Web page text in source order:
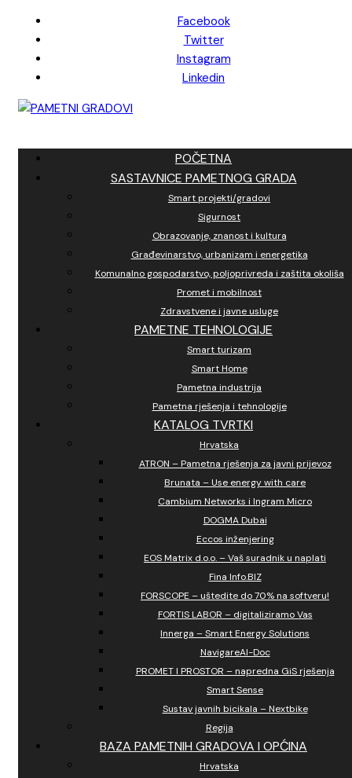
content
Facebook
Twitter
Instagram
Linkedin
POČETNA
SASTAVNICE PAMETNOG GRADA
Smart projekti/gradovi
Sigurnost
Obrazovanje, znanost i kultura
Građevinarstvo, urbanizam i energetika
Komunalno gospodarstvo, poljoprivreda i zaštita okoliša
Promet i mobilnost
Zdravstvene i javne usluge
PAMETNE TEHNOLOGIJE
Smart turizam
Smart Home
Pametna industrija
Pametna rješenja i tehnologije
KATALOG TVRTKI
Hrvatska
ATRON – Pametna rješenja za javni prijevoz
Brunata – Use energy with care
Cambium Networks i Ingram Micro
DOGMA Dubai
Eccos inženjering
EOS Matrix d.o.o. – Vaš suradnik u naplati
Fina Info.BIZ
FORSCOPE – uštedite do 70% na softveru!
FORTIS LABOR – digitaliziramo Vas
Innerga – Smart Energy Solutions
NavigareAI-Doc
PROMET I PROSTOR – napredna GiS rješenja
Smart Sense
Sustav javnih bicikala – Nextbike
Regija
BAZA PAMETNIH GRADOVA I OPĆINA
Hrvatska